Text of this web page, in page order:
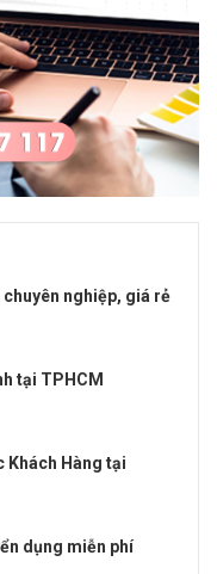
nghiệp, giá rẻ
tại TPHCM
Khách Hàng tại
dụng miễn phí